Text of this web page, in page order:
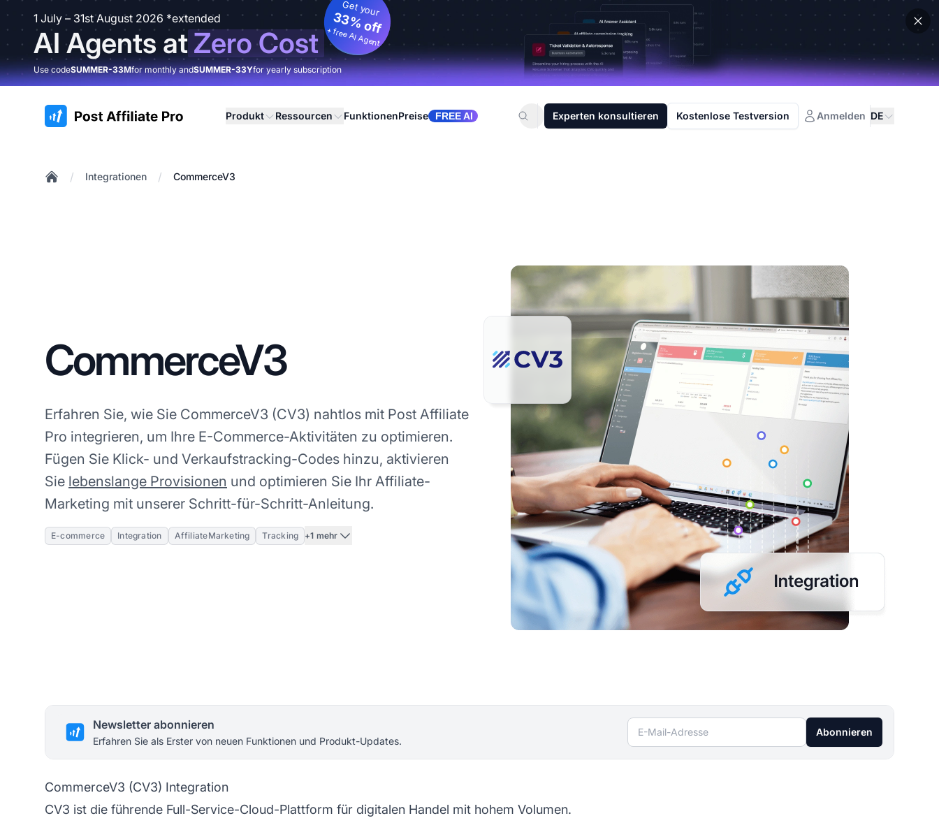
1 July – 31st August 2026 *extended
AI Agents atZero Cost
Get your
33% off
+ free AI Agent
Use codeSUMMER-33Mfor monthly andSUMMER-33Yfor yearly subscription
:site.title Produkt Ressourcen FunktionenPreise FREE AI Experten konsultieren Kostenlose Testversion Anmelden DE
/ Integrationen / CommerceV3
CommerceV3
Erfahren Sie, wie Sie CommerceV3 (CV3) nahtlos mit Post Affiliate
Pro integrieren, um Ihre E-Commerce-Aktivitäten zu optimieren.
Fügen Sie Klick- und Verkaufstracking-Codes hinzu, aktivieren
Sie lebenslange Provisionen und optimieren Sie Ihr Affiliate-
Marketing mit unserer Schritt-für-Schritt-Anleitung.
E-commerce Integration AffiliateMarketing Tracking +1 mehr
Newsletter abonnieren
Erfahren Sie als Erster von neuen Funktionen und Produkt-Updates.
E-Mail-Adresse Abonnieren
CommerceV3 (CV3) Integration
CV3 ist die führende Full-Service-Cloud-Plattform für digitalen Handel mit hohem Volumen.